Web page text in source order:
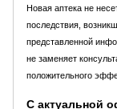
Новая аптека не
последствия,
представленной
не заменяет
положительного
С актуальной